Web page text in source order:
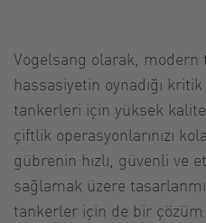
Vogelsang olarak, modern
hassasiyetin oynadığı
tankerleri için yüksek
çiftlik operasyonlarınızı
gübrenin hızlı, güvenli ve
sağlamak üzere
tankerler için de bir